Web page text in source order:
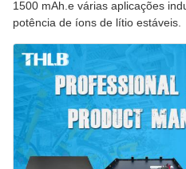
1500 mAh.e várias aplicações
potência de íons de lítio estáveis.